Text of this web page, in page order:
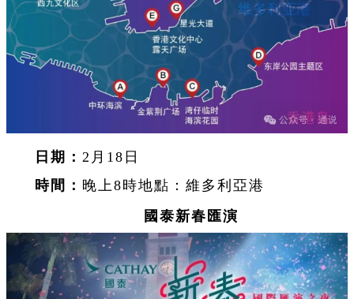
日期： 2月18日
時間： 晚上8時地點：維多利亞港
國泰新春匯演